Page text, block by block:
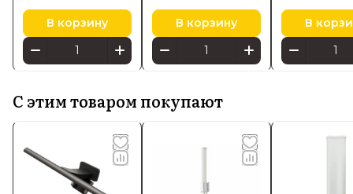
В корзину В корзину В
С этим товаром покупают